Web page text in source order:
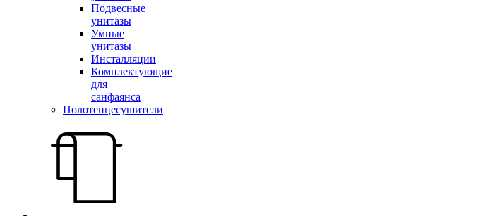
Подвесные
унитазы
Умные
унитазы
Инсталляции
Комплектующие
для
санфаянса
Полотенцесушители